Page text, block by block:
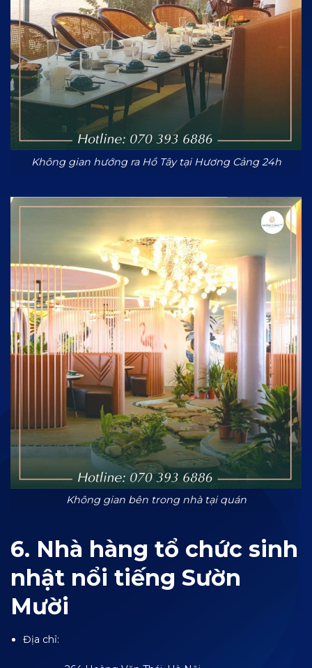
Không gian hướng ra Hồ Tây tại Hương Cảng 24h
Không gian bên trong nhà tại quán
6. Nhà hàng tổ chức sinh
nhật nổi tiếng Sườn
Mười
Địa chỉ: